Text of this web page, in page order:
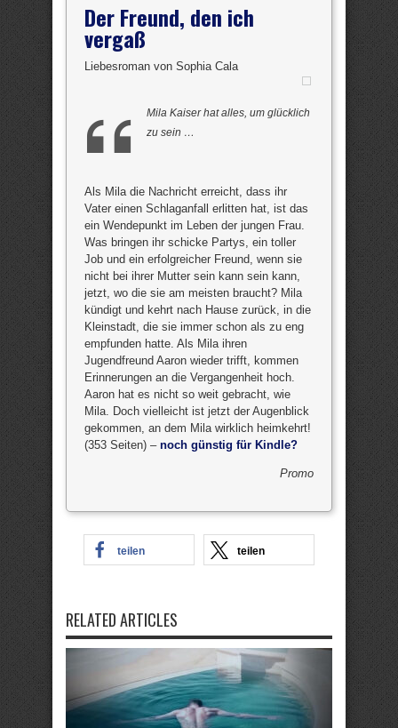
Der Freund, den ich
vergaß
Liebesroman von Sophia Cala
Mila Kaiser hat alles, um glücklich
zu sein …
Als Mila die Nachricht erreicht, dass ihr
Vater einen Schlaganfall erlitten hat, ist das
ein Wendepunkt im Leben der jungen Frau.
Was bringen ihr schicke Partys, ein toller
Job und ein erfolgreicher Freund, wenn sie
nicht bei ihrer Mutter sein kann sein kann,
jetzt, wo die sie am meisten braucht? Mila
kündigt und kehrt nach Hause zurück, in die
Kleinstadt, die sie immer schon als zu eng
empfunden hatte. Als Mila ihren
Jugendfreund Aaron wieder trifft, kommen
Erinnerungen an die Vergangenheit hoch.
Aaron hat es nicht so weit gebracht, wie
Mila. Doch vielleicht ist jetzt der Augenblick
gekommen, an dem Mila wirklich heimkehrt!
(353 Seiten) – noch günstig für Kindle?
Promo
teilen teilen
RELATED ARTICLES